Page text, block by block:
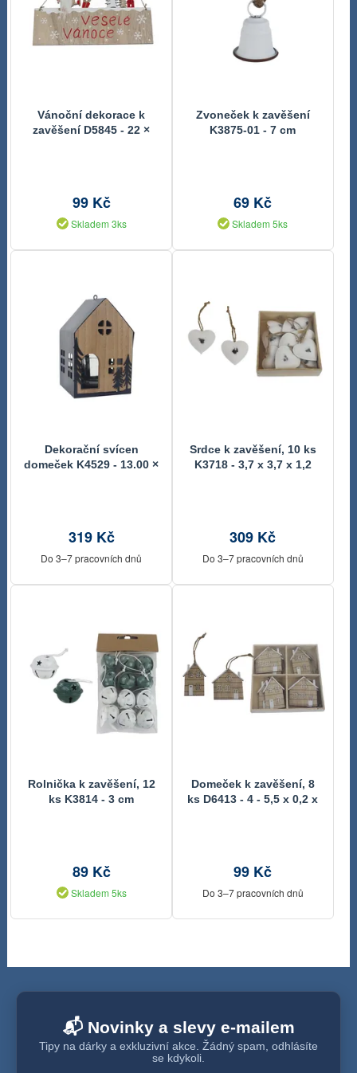
Vánoční dekorace k
zavěšení D5845 - 22 ×
99 Kč
Skladem 3ks
Zvoneček k zavěšení
K3875-01 - 7 cm
69 Kč
Skladem 5ks
Dekorační svícen
domeček K4529 - 13.00 ×
319 Kč
Do 3–7 pracovních dnů
Srdce k zavěšení, 10 ks
K3718 - 3,7 x 3,7 x 1,2
309 Kč
Do 3–7 pracovních dnů
Rolnička k zavěšení, 12
ks K3814 - 3 cm
89 Kč
Skladem 5ks
Domeček k zavěšení, 8
ks D6413 - 4 - 5,5 x 0,2 x
99 Kč
Do 3–7 pracovních dnů
📬 Novinky a slevy e-mailem
Tipy na dárky a exkluzivní akce. Žádný spam, odhlásíte
se kdykoli.